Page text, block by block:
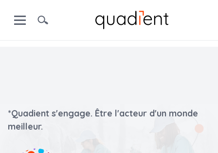
*Quadient s'engage. Être l'acteur d'un monde
meilleur.